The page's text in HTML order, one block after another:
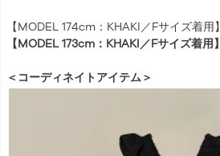
【MODEL 174cm：KHAKI／Fサイズ着用】
【MODEL 173cm：KHAKI／Fサイズ着用】
＜コーディネイトアイテム＞